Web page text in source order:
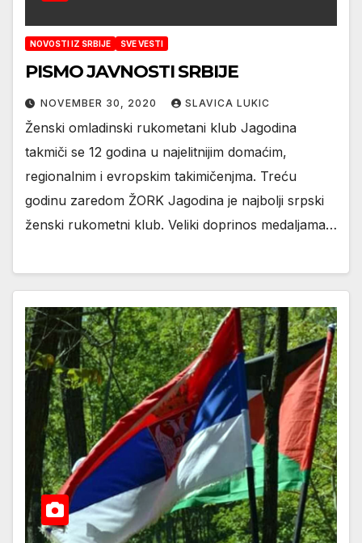
NOVOSTI IZ SRBIJE SVE VESTI
PISMO JAVNOSTI SRBIJE
NOVEMBER 30, 2020 SLAVICA LUKIC
Ženski omladinski rukometani klub Jagodina
takmiči se 12 godina u najelitnijim domaćim,
regionalnim i evropskim takimičenjma. Treću
godinu zaredom ŽORK Jagodina je najbolji srpski
ženski rukometni klub. Veliki doprinos medaljama…